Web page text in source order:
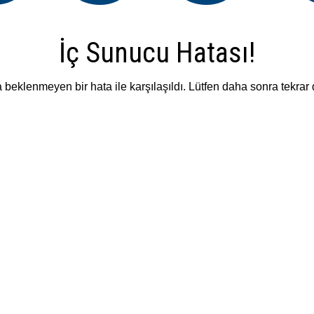
İç Sunucu Hatası!
beklenmeyen bir hata ile karşılaşıldı. Lütfen daha sonra tekrar